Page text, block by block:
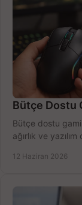
Bütçe Dostu
Bütçe dostu
ağırlık ve
12 Haziran 2026